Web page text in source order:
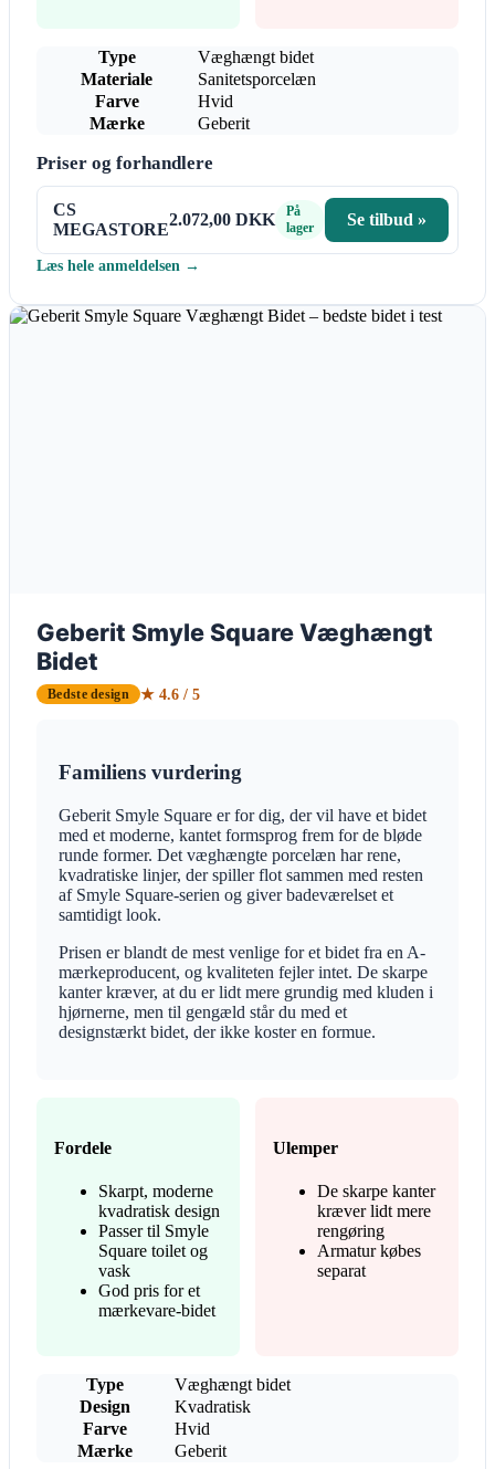
Type
Væghængt bidet
Materiale
Sanitetsporcelæn
Farve
Hvid
Mærke
Geberit
Priser og forhandlere
CS
MEGASTORE
2.072,00 DKK
På
lager
Se tilbud »
Læs hele anmeldelsen →
Geberit Smyle Square Væghængt
Bidet
Bedste design ★ 4.6 / 5
Familiens vurdering
Geberit Smyle Square er for dig, der vil have et bidet
med et moderne, kantet formsprog frem for de bløde
runde former. Det væghængte porcelæn har rene,
kvadratiske linjer, der spiller flot sammen med resten
af Smyle Square-serien og giver badeværelset et
samtidigt look.
Prisen er blandt de mest venlige for et bidet fra en A-
mærkeproducent, og kvaliteten fejler intet. De skarpe
kanter kræver, at du er lidt mere grundig med kluden i
hjørnerne, men til gengæld står du med et
designstærkt bidet, der ikke koster en formue.
Fordele
Skarpt, moderne
kvadratisk design
Passer til Smyle
Square toilet og
vask
God pris for et
mærkevare-bidet
Ulemper
De skarpe kanter
kræver lidt mere
rengøring
Armatur købes
separat
Type
Væghængt bidet
Design
Kvadratisk
Farve
Hvid
Mærke
Geberit